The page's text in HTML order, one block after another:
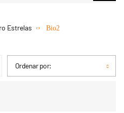
Bio2
Ordenar por: